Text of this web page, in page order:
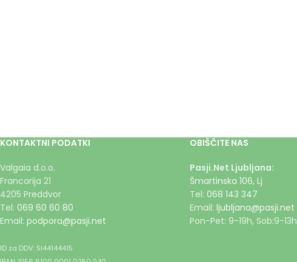
KONTAKTNI PODATKI
Valgaia d.o.o.
Francarija 21
4205 Preddvor
Tel: 069 60 60 80
Email: podpora@pasji.net
ID za DDV: SI44144415
OBIŠČITE NAS
Pasji.Net Ljubljana:
Šmartinska 106, Lj
Tel: 068 143 347
Email: ljubljana@pasji.net
Pon-Pet: 9-19h, Sob:9-13h